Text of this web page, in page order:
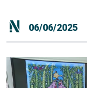
06/06/2025